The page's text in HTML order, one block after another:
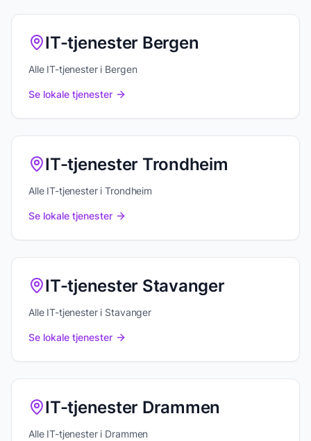
IT-tjenester Bergen
Alle IT-tjenester i Bergen
Se lokale tjenester
IT-tjenester Trondheim
Alle IT-tjenester i Trondheim
Se lokale tjenester
IT-tjenester Stavanger
Alle IT-tjenester i Stavanger
Se lokale tjenester
IT-tjenester Drammen
Alle IT-tjenester i Drammen